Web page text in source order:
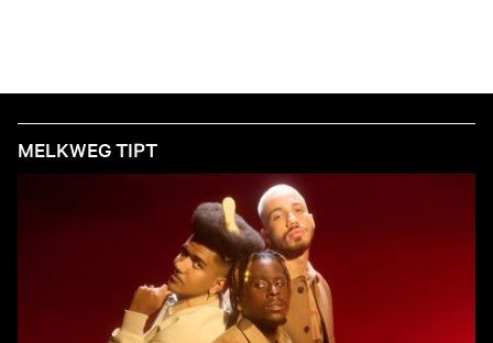
MELKWEG TIPT